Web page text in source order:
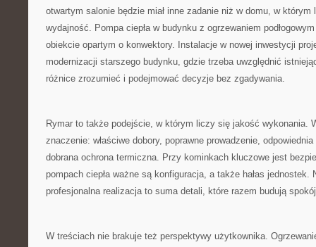
otwartym salonie będzie miał inne zadanie niż w domu, w
wydajność. Pompa ciepła w budynku z ogrzewaniem
obiekcie opartym o konwektory. Instalacje w nowej inwestycji
modernizacji starszego budynku, gdzie trzeba uwzględnić
różnice zrozumieć i podejmować decyzje bez zgadywania.
Rymar to także podejście, w którym liczy się jakość wykonania.
znaczenie: właściwe dobory, poprawne prowadzenie,
dobrana ochrona termiczna. Przy kominkach kluczowe jest
pompach ciepła ważne są konfiguracja, a także hałas jednostek.
profesjonalna realizacja to suma detali, które razem budują
W treściach nie brakuje też perspektywy użytkownika.